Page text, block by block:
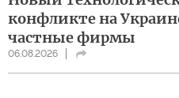
конфликте на
частные фирмы
06.08.2026